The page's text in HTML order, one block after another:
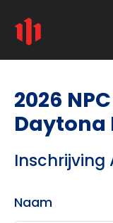
2026 NPC
Daytona
Inschrijving
Naam